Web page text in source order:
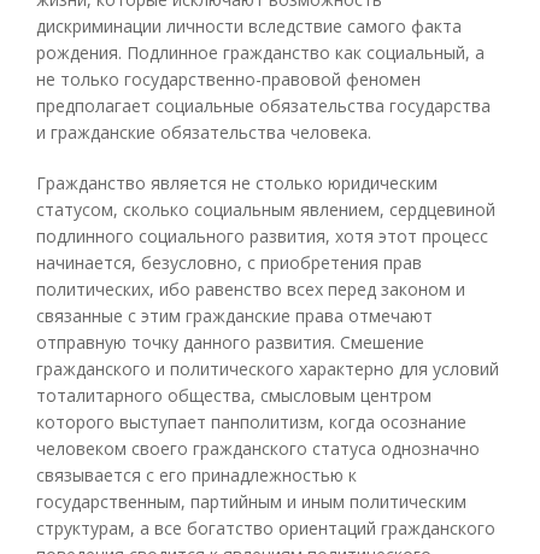
дискриминации личности вследствие самого факта
рождения. Подлинное гражданство как социальный, а
не только государственно-правовой феномен
предполагает социальные обязательства государства
и гражданские обязательства человека.
Гражданство является не столько юридическим
статусом, сколько социальным явлением, сердцевиной
подлинного социального развития, хотя этот процесс
начинается, безусловно, с приобретения прав
политических, ибо равенство всех перед законом и
связанные с этим гражданские права отмечают
отправную точку данного развития. Смешение
гражданского и политического характерно для условий
тоталитарного общества, смысловым центром
которого выступает панполитизм, когда осознание
человеком своего гражданского статуса однозначно
связывается с его принадлежностью к
государственным, партийным и иным политическим
структурам, а все богатство ориентаций гражданского